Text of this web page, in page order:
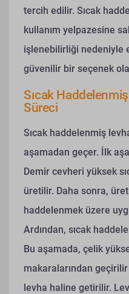
tercih edilir. Sıcak
kullanım yelpazesine
işlenebilirliği nedeniyle
güvenilir bir seçenek
Sıcak
Süreci
Sıcak haddelenmiş
aşamadan geçer. İlk
Demir cevheri yüksek
üretilir. Daha sonra,
haddelenmek üzere
Ardından, sıcak
Bu aşamada, çelik
makaralarından
levha haline getirilir.